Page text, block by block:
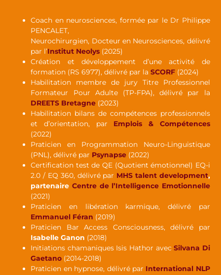
Coach en neurosciences, formée par le Dr Philippe
PENCALET,
Neurochirurgien, Docteur en Neurosciences, délivré
par l’Institut Neolys (2025)
Création et développement d’une activité de
formation (RS 6977), délivré par laSCORF (2024)
Habilitation membre de jury Titre Professionnel
Formateur Pour Adulte (TP-FPA), délivré par la
DREETS Bretagne (2023)
Habilitation bilans de compétences professionnels
et d’orientation, par Emplois & Compétences
(2022)
Praticien en Programmation Neuro-Linguistique
(PNL), délivré par Psynapse (2022)
Certification test de QE (Quotient émotionnel) EQ-i
2.0 / EQ 360, délivré par MHS talent development,
partenaire Centre de l’Intelligence Emotionnelle
(2021)
Praticien en libération karmique, délivré par
Emmanuel Féran (2019)
Praticien Bar Access Consciousness, délivré par
Isabelle Ganon (2018)
Initiations chamaniques Isis Hathor avecSilvana Di
Gaetano (2014-2018)
Praticien en hypnose, délivré par International NLP